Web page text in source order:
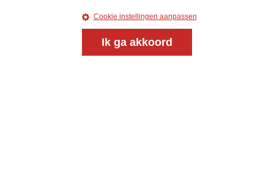
Cookie instellingen aanpassen
Ik ga akkoord